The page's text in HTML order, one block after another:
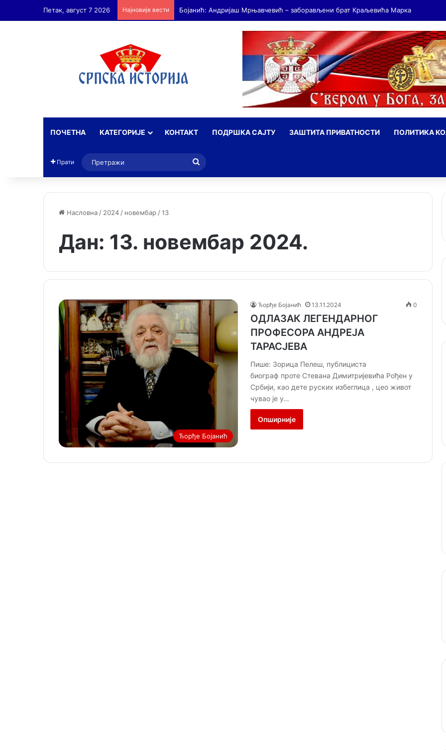
Петак, август 7 2026 Најновије вести
ПОЧЕТНА КАТЕГОРИЈЕ КОНТАКТ ПОДРШКА САЈТУ ЗАШТИТА ПРИВАТНОСТИ ПОЛИТИКА
Прати
Насловна / 2024 / новембар /13
Дан: 13. новембар 2024.
Ђорђе Бојанић
Ђорђе Бојанић 13.11.2024 0
ОДЛАЗАК ЛЕГЕНДАРНОГ
ПРОФЕСОРА АНДРЕЈА
ТАРАСЈЕВА
Пише: Зорица Пелеш, публициста
биограф проте Стевана Димитријевића Рођен у
Србији, као дете руских избеглица , цео живот
чувао је у…
Опширније